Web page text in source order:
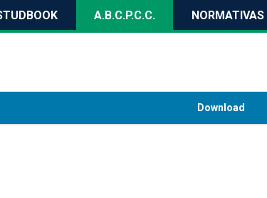
A.B.C.P.C.C. NORMATIVAS
Download